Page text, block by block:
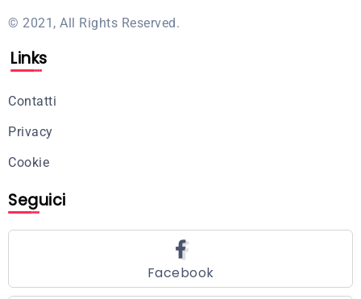
© 2021, All Rights Reserved.
Links
Contatti
Privacy
Cookie
Seguici
Facebook